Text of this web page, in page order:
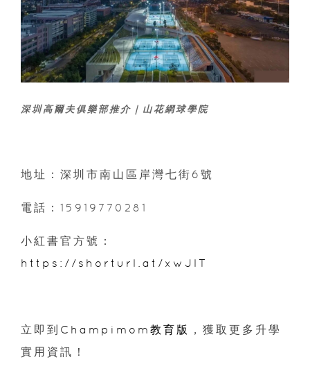
深圳高爾夫俱樂部推介｜山花網球學院
地址：深圳市南山區岸灣七街6號
電話：15919770281
小紅書官方號：
https://shorturl.at/xwJlT
立即到 Champimom教育版
，獲取更多升學
實用資訊！